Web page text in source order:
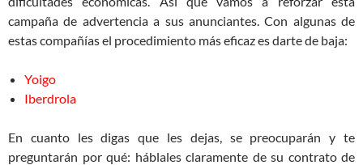
campaña de advertencia a sus anunciantes. Con algunas de
estas compañías el procedimiento más eficaz es darte de baja:
Yoigo
Iberdrola
En cuanto les digas que les dejas, se preocuparán y te
preguntarán por qué: háblales claramente de su contrato de